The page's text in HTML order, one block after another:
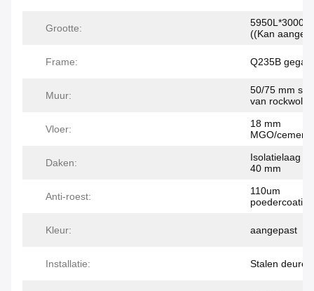
Grootte:
((Kan
Frame: Q235B
Muur:
50/75 mm
van rockwol
Vloer:
18 mm
MGO/
Daken:
Isolatielaag
40 mm
Anti-roest:
110um
Kleur: aangepast
Installatie: Stalen deuren